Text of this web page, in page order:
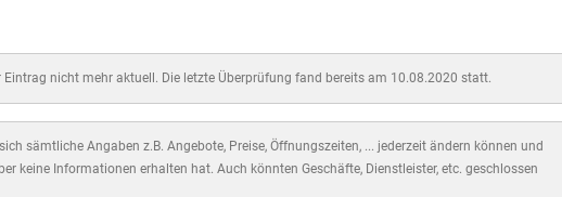
Eintrag nicht mehr aktuell. Die letzte Überprüfung fand bereits am 10.08.2020 statt.
sämtliche Angaben z.B. Angebote, Preise, Öffnungszeiten, ... jederzeit ändern können und
keine Informationen erhalten hat. Auch könnten Geschäfte, Dienstleister, etc. geschlossen